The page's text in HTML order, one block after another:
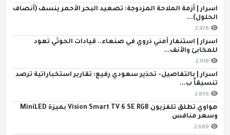
اسرار | أزمة الملاحة المزدوجة: تصعيد البحر الأحمر ينسف (أنصاف
الحلول)...
2,978
اسرار | استنفار أمني ذروي في صنعاء.. قيادات الحوثي تعود
للمخابئ والأنف...
2,918
اسرار | بالتفاصيل- تحذير سعودي رفيع: تقارير استخباراتية ترصد
تنسيقاً ب...
2,856
هواوي تطلق تلفزيون Vision Smart TV 6 SE RGB بميزة MiniLED
وسعر منافس
2,689